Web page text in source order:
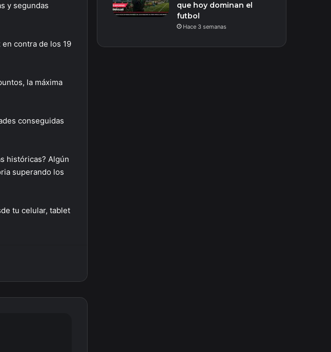
y segundas
contra de los 19
la máxima
conseguidas
históricas? Algún
superando los
tu celular, tablet
que hoy dominan el
futbol
Hace 3 semanas